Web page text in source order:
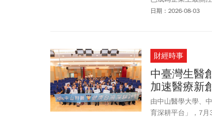
業經營與轉型實戰
日期：2026-08-03
財經時事
中臺灣生醫
加速醫療新
由中山醫學大學、
育深耕平台」，7